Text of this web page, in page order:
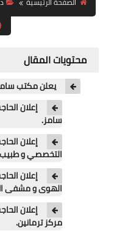
محتويات المقال
يعلن مكتب
إعلان
سامز.
إعلان
التخصصي و
إعلان
الهوى و مشفى
إعلان
مركز ترمانين.